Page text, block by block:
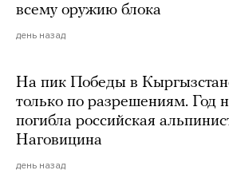
всему оружию блока
день назад
На пик Победы в
только по разрешениям. Год
погибла российская
Наговицина
день назад